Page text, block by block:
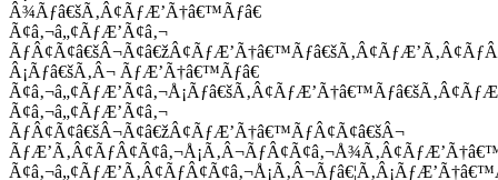
Â¾Ãƒâ€šÃ‚Â¢ÃƒÆ’Ã†â€™Ãƒâ€
Ã¢â‚¬â„¢ÃƒÆ’Ã¢â‚¬
Â¡Ãƒâ€šÃ‚Â¬ ÃƒÆ’Ã†â€™Ãƒâ€
Ã¢â‚¬â„¢ÃƒÆ’Ã¢â‚¬
ÃƒÂ¢Ã¢â€šÂ¬Ã¢â€žÂ¢ÃƒÆ’Ã†â€™ÃƒÂ¢Ã¢â€šÂ¬